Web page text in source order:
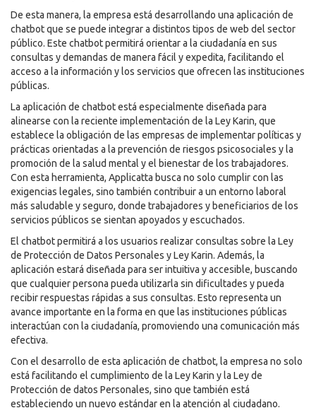
De esta manera, la empresa está desarrollando una aplicación de
chatbot que se puede integrar a distintos tipos de web del sector
público. Este chatbot permitirá orientar a la ciudadanía en sus
consultas y demandas de manera fácil y expedita, facilitando el
acceso a la información y los servicios que ofrecen las instituciones
públicas.
La aplicación de chatbot está especialmente diseñada para
alinearse con la reciente implementación de la Ley Karin, que
establece la obligación de las empresas de implementar políticas y
prácticas orientadas a la prevención de riesgos psicosociales y la
promoción de la salud mental y el bienestar de los trabajadores.
Con esta herramienta, Applicatta busca no solo cumplir con las
exigencias legales, sino también contribuir a un entorno laboral
más saludable y seguro, donde trabajadores y beneficiarios de los
servicios públicos se sientan apoyados y escuchados.
El chatbot permitirá a los usuarios realizar consultas sobre la Ley
de Protección de Datos Personales y Ley Karin. Además, la
aplicación estará diseñada para ser intuitiva y accesible, buscando
que cualquier persona pueda utilizarla sin dificultades y pueda
recibir respuestas rápidas a sus consultas. Esto representa un
avance importante en la forma en que las instituciones públicas
interactúan con la ciudadanía, promoviendo una comunicación más
efectiva.
Con el desarrollo de esta aplicación de chatbot, la empresa no solo
está facilitando el cumplimiento de la Ley Karin y la Ley de
Protección de datos Personales, sino que también está
estableciendo un nuevo estándar en la atención al ciudadano.